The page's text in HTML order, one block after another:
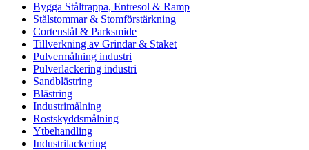
Bygga Ståltrappa, Entresol & Ramp
Stålstommar & Stomförstärkning
Cortenstål & Parksmide
Tillverkning av Grindar & Staket
Pulvermålning industri
Pulverlackering industri
Sandblästring
Blästring
Industrimålning
Rostskyddsmålning
Ytbehandling
Industrilackering